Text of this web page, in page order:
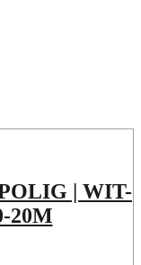
| WIT-
20M